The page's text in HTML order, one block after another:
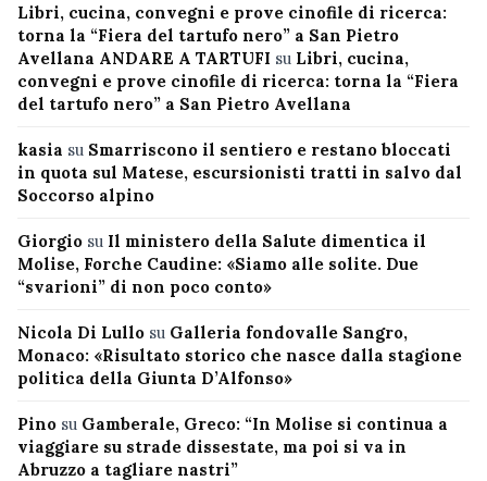
Libri, cucina, convegni e prove cinofile di ricerca:
torna la “Fiera del tartufo nero” a San Pietro
Avellana ANDARE A TARTUFI su Libri, cucina,
convegni e prove cinofile di ricerca: torna la “Fiera
del tartufo nero” a San Pietro Avellana
kasia su Smarriscono il sentiero e restano bloccati
in quota sul Matese, escursionisti tratti in salvo dal
Soccorso alpino
Giorgio su Il ministero della Salute dimentica il
Molise, Forche Caudine: «Siamo alle solite. Due
“svarioni” di non poco conto»
Nicola Di Lullo su Galleria fondovalle Sangro,
Monaco: «Risultato storico che nasce dalla stagione
politica della Giunta D’Alfonso»
Pino su Gamberale, Greco: “In Molise si continua a
viaggiare su strade dissestate, ma poi si va in
Abruzzo a tagliare nastri”